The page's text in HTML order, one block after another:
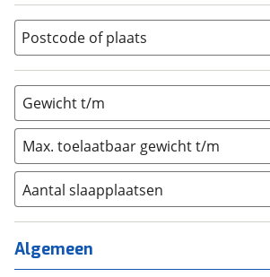
Vouwwagen (0)
Postcode of plaats
Gewicht t/m
Max. toelaatbaar gewicht t/m
Aantal slaapplaatsen
1 (1)
2 (2)
3 (3)
Algemeen